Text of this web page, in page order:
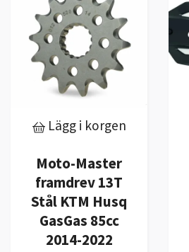
Lägg i korgen
Moto-Master
framdrev 13T
Stål KTM Husq
GasGas 85cc
2014-2022